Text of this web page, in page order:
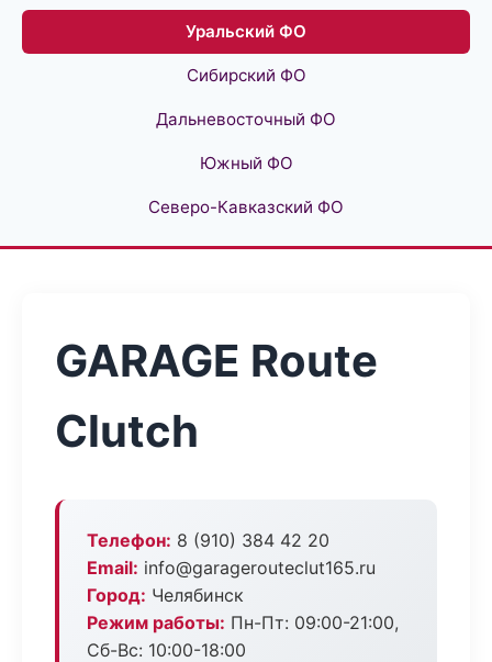
Уральский ФО
Сибирский ФО
Дальневосточный ФО
Южный ФО
Северо-Кавказский ФО
GARAGE Route
Clutch
Телефон: 8 (910) 384 42 20
Email: info@garagerouteclut165.ru
Город: Челябинск
Режим работы: Пн-Пт: 09:00-21:00,
Сб-Вс: 10:00-18:00